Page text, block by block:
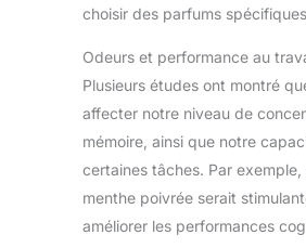
choisir des parfums
Odeurs et performance au
Plusieurs études ont montré
affecter notre niveau de
mémoire, ainsi que notre
certaines tâches. Par exemple,
menthe poivrée serait
améliorer les performances